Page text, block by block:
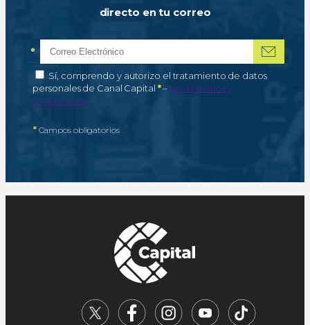
directo en tu correo
Correo electrónico
*Campo obligatorio
Autorización de tratamiento de datos personales
Sí, comprendo y autorizo el tratamiento de datos
personales de Canal Capital *–Campo obligatorio
Ver Términos y
condiciones
*Campos obligatorios